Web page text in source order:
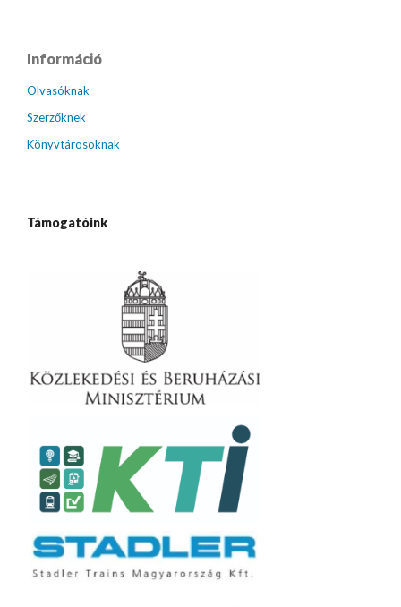
Információ
Olvasóknak
Szerzőknek
Könyvtárosoknak
Támogatóink